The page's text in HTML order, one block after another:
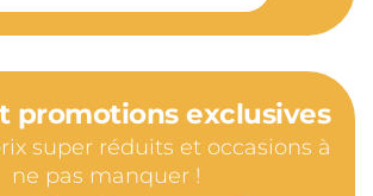
promotions exclusives
super réduits et occasions à
ne pas manquer !